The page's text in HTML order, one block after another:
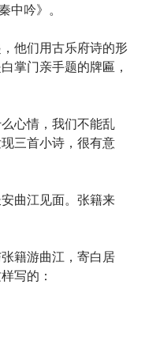
中吟》。
他们用古乐府诗的形
掌门亲手题的牌匾，
心情，我们不能乱
三首小诗，很有意
曲江见面。张籍来
籍游曲江，寄白居
写的：